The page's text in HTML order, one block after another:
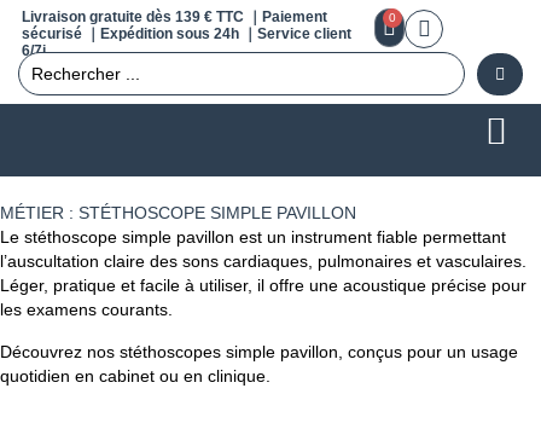
Livraison gratuite dès 139 € TTC ｜Paiement
sécurisé ｜Expédition sous 24h ｜Service client
6/7j
0
MÉTIER : STÉTHOSCOPE SIMPLE PAVILLON
Le stéthoscope simple pavillon est un instrument fiable permettant
l’auscultation claire des sons cardiaques, pulmonaires et vasculaires.
Léger, pratique et facile à utiliser, il offre une acoustique précise pour
les examens courants.
Découvrez nos stéthoscopes simple pavillon, conçus pour un usage
quotidien en cabinet ou en clinique.